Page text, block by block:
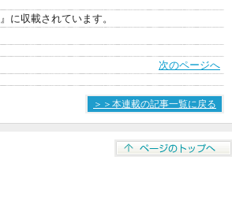
』に収載されています。
次のページへ
＞＞本連載の記事一覧に戻る